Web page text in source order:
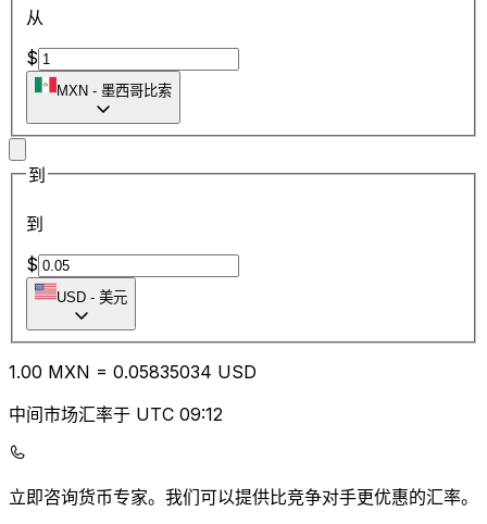
从
$
MXN - 墨西哥比索
到
到
$
USD - 美元
1.00 MXN = 0.05835034 USD
中间市场汇率于 UTC 09:12
立即咨询货币专家。 我们可以提供比竞争对手更优惠的汇率。